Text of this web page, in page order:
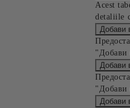
Acest
detaliile
"Добави
"Добави